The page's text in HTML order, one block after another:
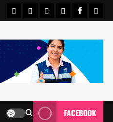
INICIOIRAPUATO
ESTATALES
FACEBOOK